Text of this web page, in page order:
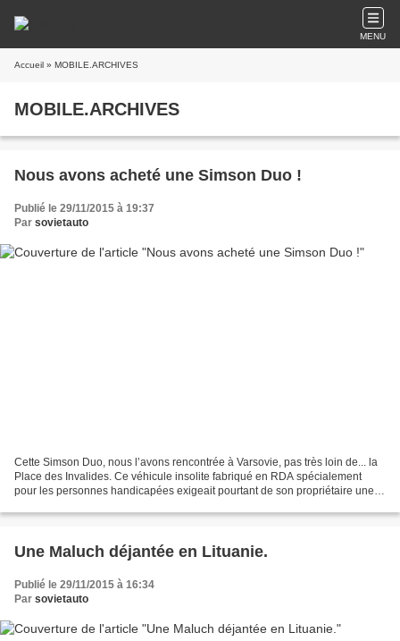
MENU
Accueil » MOBILE.ARCHIVES
MOBILE.ARCHIVES
Nous avons acheté une Simson Duo !
Publié le 29/11/2015 à 19:37
Par sovietauto
Cette Simson Duo, nous l’avons rencontrée à Varsovie, pas très loin de... la
Place des Invalides. Ce véhicule insolite fabriqué en RDA spécialement
pour les personnes handicapées exigeait pourtant de son propriétaire une
Une Maluch déjantée en Lituanie.
Publié le 29/11/2015 à 16:34
Par sovietauto